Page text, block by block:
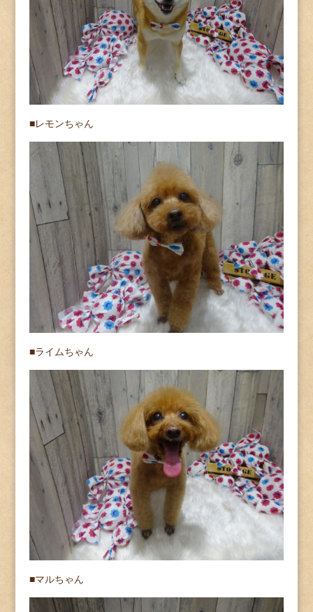
■レモンちゃん
■ライムちゃん
■マルちゃん